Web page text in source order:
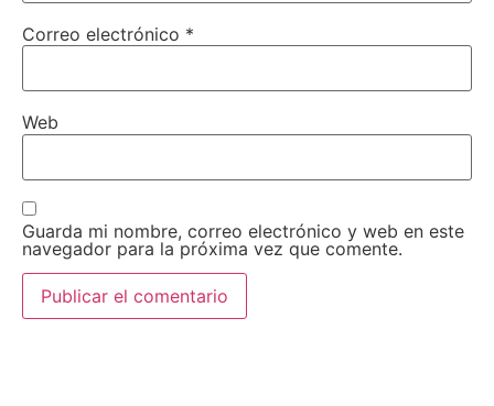
Correo electrónico *
Web
Guarda mi nombre, correo electrónico y web en este
navegador para la próxima vez que comente.